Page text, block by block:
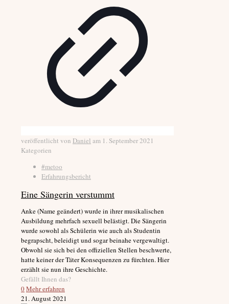
veröffentlicht von Daniel am 1. September 2021
Kategorien
#metoo
Erfahrungsbericht
Eine Sängerin verstummt
Anke (Name geändert) wurde in ihrer musikalischen
Ausbildung mehrfach sexuell belästigt. Die Sängerin
wurde sowohl als Schülerin wie auch als Studentin
begrapscht, beleidigt und sogar beinahe vergewaltigt.
Obwohl sie sich bei den offiziellen Stellen beschwerte,
hatte keiner der Täter Konsequenzen zu fürchten. Hier
erzählt sie nun ihre Geschichte.
Gefällt Ihnen das?
0Mehr erfahren
21. August 2021